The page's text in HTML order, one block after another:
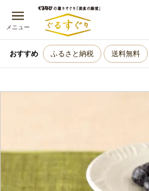
メニュー
おすすめ ふるさと納税 送料無料